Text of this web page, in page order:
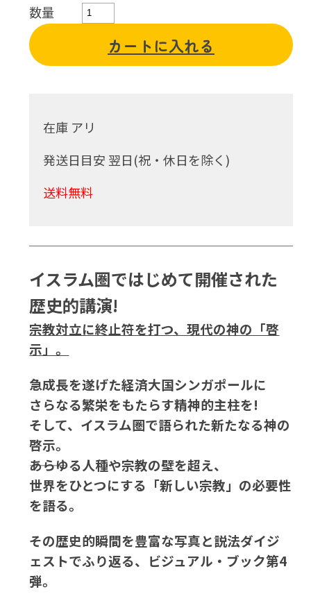
数量
カートに入れる
在庫 アリ
発送日目安 翌日(祝・休日を除く)
送料無料
イスラム圏ではじめて開催された
歴史的講演!
宗教対立に終止符を打つ、現代の神の「啓
示」。
急成長を遂げた経済大国シンガポールに
さらなる繁栄をもたらす精神的主柱を!
そして、イスラム圏で語られた新たなる神の
啓示。
―――あらゆる人種や宗教の壁を超え、
世界をひとつにする「新しい宗教」の必要性
を語る。
その歴史的瞬間を豊富な写真と説法ダイジ
ェストでふり返る、ビジュアル・ブック第4
弾。